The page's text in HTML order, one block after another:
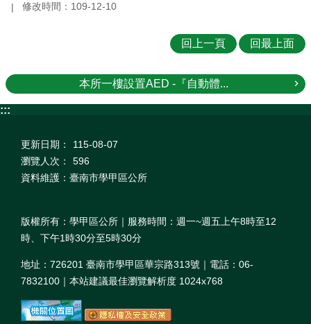
修改時間：109-12-10
回上一頁 回最上面
本所一樓設置AED -『自動體...
:::
更新日期：
115-08-07
瀏覽人次：
596
資料維護：臺南市學甲區公所
版權所有：學甲區公所｜服務時間：週一~週五上午8時至12
時、下午1時30分至5時30分
地址：726201 臺南市學甲區華宗路313號｜電話：06-
7832100｜本站建議最佳瀏覽解析度 1024x768